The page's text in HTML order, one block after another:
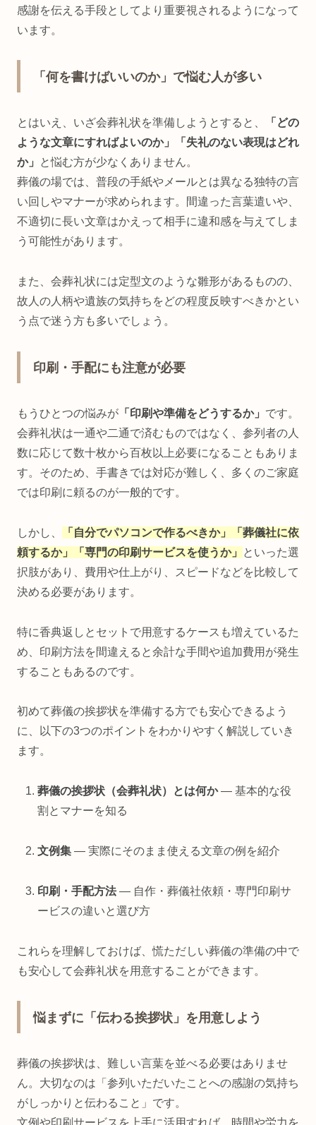
感謝を伝える手段としてより重要視されるようになって
います。
「何を書けばいいのか」で悩む人が多い
とはいえ、いざ会葬礼状を準備しようとすると、
「どの
ような文章にすればよいのか」「失礼のない表現はどれ
か」
と悩む方が少なくありません。
葬儀の場では、普段の手紙やメールとは異なる独特の言
い回しやマナーが求められます。間違った言葉遣いや、
不適切に長い文章はかえって相手に違和感を与えてしま
う可能性があります。
また、会葬礼状には定型文のような雛形があるものの、
故人の人柄や遺族の気持ちをどの程度反映すべきかとい
う点で迷う方も多いでしょう。
印刷・手配にも注意が必要
もうひとつの悩みが 「印刷や準備をどうするか」 です。
会葬礼状は一通や二通で済むものではなく、参列者の人
数に応じて数十枚から百枚以上必要になることもありま
す。そのため、手書きでは対応が難しく、多くのご家庭
では印刷に頼るのが一般的です。
しかし、
「自分でパソコンで作るべきか」「葬儀社に依
頼するか」「専門の印刷サービスを使うか」
といった選
択肢があり、費用や仕上がり、スピードなどを比較して
決める必要があります。
特に香典返しとセットで用意するケースも増えているた
め、印刷方法を間違えると余計な手間や追加費用が発生
することもあるのです。
初めて葬儀の挨拶状を準備する方でも安心できるよう
に、以下の3つのポイントをわかりやすく解説していき
ます。
葬儀の挨拶状（会葬礼状）とは何か― 基本的な役
割とマナーを知る
文例集 ― 実際にそのまま使える文章の例を紹介
印刷・手配方法― 自作・葬儀社依頼・専門印刷サ
ービスの違いと選び方
これらを理解しておけば、慌ただしい葬儀の準備の中で
も安心して会葬礼状を用意することができます。
悩まずに「伝わる挨拶状」を用意しよう
葬儀の挨拶状は、難しい言葉を並べる必要はありませ
ん。大切なのは「参列いただいたことへの感謝の気持ち
がしっかりと伝わること」です。
文例や印刷サービスを上手に活用すれば、時間や労力を